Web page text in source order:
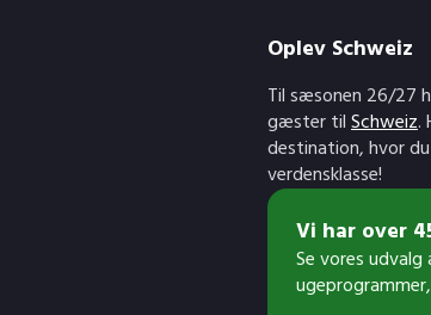
Oplev Schweiz
Til sæsonen 26/27
gæster tilSchweiz.
destination, hvor
verdensklasse!
Vi har over
Se vores